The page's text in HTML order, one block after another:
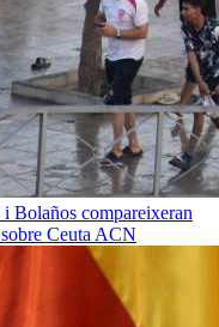
Bolaños compareixeran
Ceuta ACN